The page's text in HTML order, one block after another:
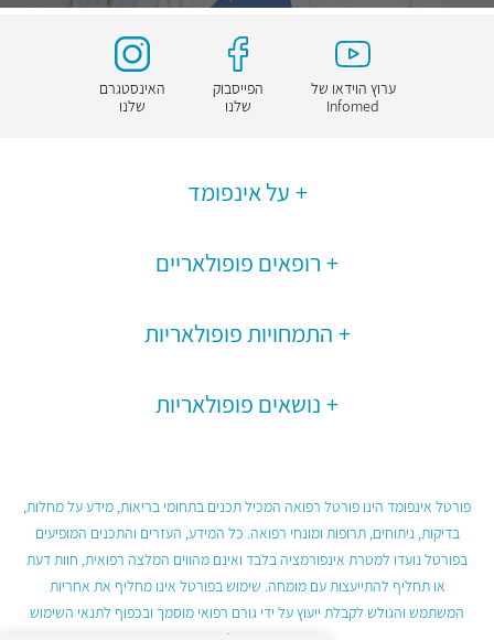
ערוץ הוידאו של
Infomed
הפייסבוק
שלנו
האינסטגרם
שלנו
על אינפומד
רופאים פופולאריים
התמחויות פופולאריות
נושאים פופולאריות
פורטל אינפומד הינו פורטל רפואה המכיל תכנים בתחומי בריאות, מידע על מחלות,
בדיקות, ניתוחים, תרופות ומונחי רפואה. כל המידע, העזרים והתכנים המופיעים
בפורטל נועדו למטרת אינפורמציה בלבד ואינם מהווים המלצה רפואית, חוות דעת
או תחליף להתייעצות עם מומחה. שימוש בפורטל אינו מחליף את אחריות
המשתמש והגולש לקבלת ייעוץ על ידי גורם רפואי מוסמך ובכפוף לתנאי השימוש